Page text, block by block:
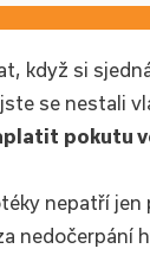
když si
se nestali
pokutu
nepatří jen
nedočerpání